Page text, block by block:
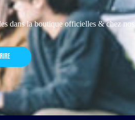
dans la boutique officielles & chez nos